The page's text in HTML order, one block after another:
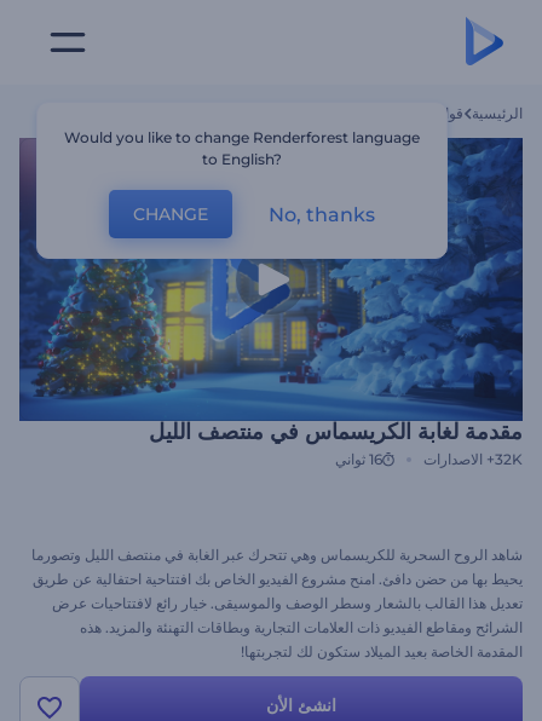
الرئيسية قوالب
مقدمة لغابة الكريسماس في منتصف الليل
32K+ الاصدارات 16 ثواني
شاهد الروح السحرية للكريسماس وهي تتحرك عبر الغابة في منتصف الليل وتصورما
يحيط بها من حضن دافئ. امنح مشروع الفيديو الخاص بك افتتاحية احتفالية عن طريق
تعديل هذا القالب بالشعار وسطر الوصف والموسيقى. خيار رائع لافتتاحيات عرض
الشرائح ومقاطع الفيديو ذات العلامات التجارية وبطاقات التهنئة والمزيد. هذه
المقدمة الخاصة بعيد الميلاد ستكون لك لتجربتها!
انشئ الأن
Would you like to change Renderforest language
to English?
CHANGE No, thanks